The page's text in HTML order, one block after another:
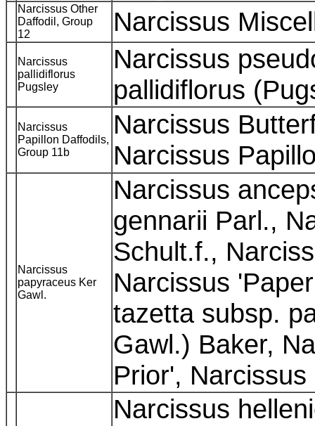
Narcissus Other
Daffodil, Group
12
Narcissus
Narcissus
pallidiflorus
Pugsley
Narcissus
pallidiflorus
Narcissus
Papillon Daffodils,
Group 11b
Narcissus
Narcissus
Narcissus
papyraceus Ker
Gawl.
Narcissus
gennarii Parl.,
Schult.f.,
Narcissus
tazetta subsp.
Gawl.) Baker,
Prior',
Narcissus